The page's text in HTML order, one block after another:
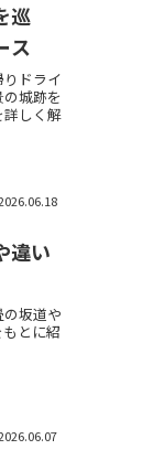
巡
ス
ドライ
城跡を
しく解
違い
坂道や
とに紹